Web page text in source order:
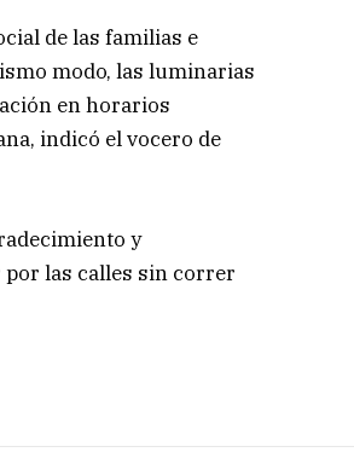
de las familias e
modo, las luminarias
en horarios
indicó el vocero de
y
las calles sin correr